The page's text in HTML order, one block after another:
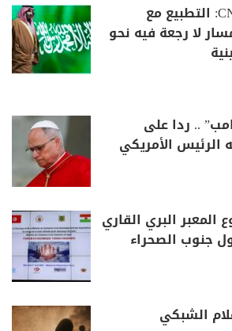
مصدر سعودي لـCNN: التطبيع مع
لا رجعة فيه نحو
.. ردا على
الرئيس الأمريكي
البري القاري
جنوب الصحراء
الشبكي